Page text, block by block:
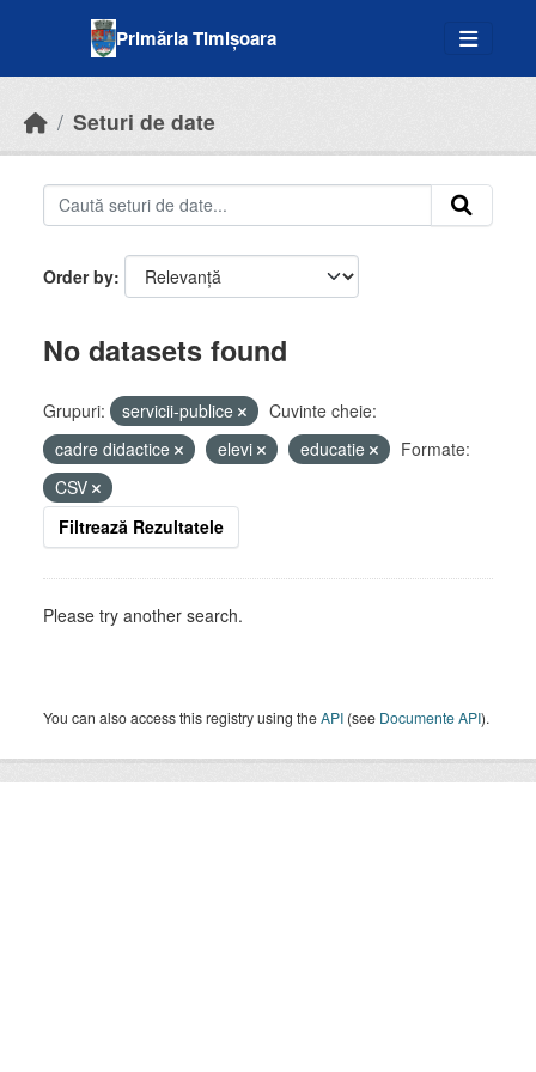
Primăria Timișoara
Seturi de date
Order by
No datasets found
Grupuri: servicii-publice
Cuvinte cheie:
cadre didactice
elevi educatie
Formate:
CSV
Filtrează Rezultatele
Please try another search.
You can also access this registry using theAPI (see Documente API).